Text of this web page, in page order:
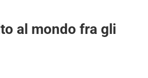
al mondo fra gli